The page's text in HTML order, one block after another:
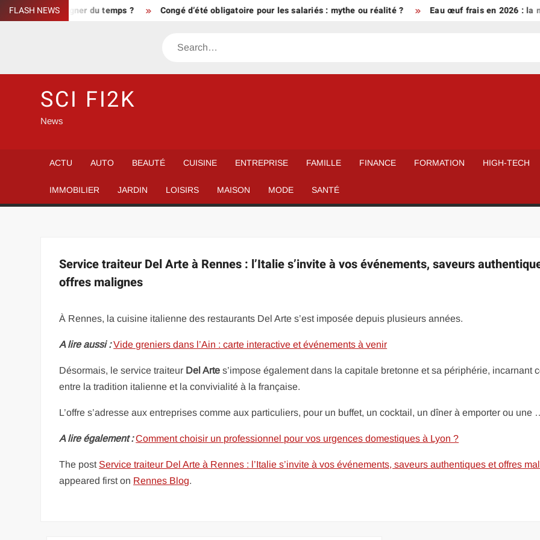
Skip
to
FLASH NEWS
pour gagner du temps ? Congé d’été obligatoire pour les salariés : mythe ou réalité ? Eau œuf frais en 2026 : la
Search
SCI FI2K
News
ACTU AUTO BEAUTÉ CUISINE ENTREPRISE FAMILLE FINANCE FORMATION HIGH-TECH
IMMOBILIER JARDIN LOISIRS MAISON MODE SANTÉ
Service traiteur Del Arte à Rennes : l’Italie s’invite à vos événements, saveurs
offres malignes
À Rennes, la cuisine italienne des restaurants Del Arte s’est imposée depuis plusieurs années.
A lire aussi : Vide greniers dans l’Ain : carte interactive et événements à venir
Désormais, le service traiteur Del Arte s’impose également dans la capitale bretonne et sa périphérie, incarnant
entre la tradition italienne et la convivialité à la française.
L’offre s’adresse aux entreprises comme aux particuliers, pour un buffet, un cocktail, un dîner à emporter ou une
A lire également : Comment choisir un professionnel pour vos urgences domestiques à Lyon ?
The post Service traiteur Del Arte à Rennes : l’Italie s’invite à vos événements, saveurs authentiques et offres
appeared first on Rennes Blog.